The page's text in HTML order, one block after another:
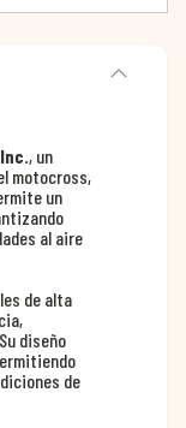
, un
motocross,
un
al aire
de alta
diseño
de